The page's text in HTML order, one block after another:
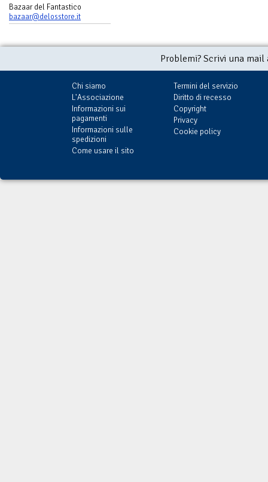
Bazaar del Fantastico
bazaar@delosstore.it
Problemi? Scrivi una
Chi siamo
L'Associazione
Informazioni sui
pagamenti
Informazioni sulle
spedizioni
Come usare il sito
Termini del servizio
Diritto di recesso
Copyright
Privacy
Cookie policy